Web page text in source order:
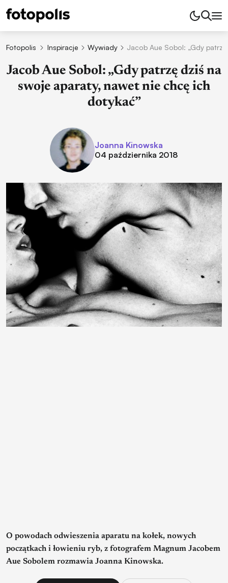
Fotopolis Inspiracje Wywiady Jacob Aue Sobol: „Gdy
Jacob Aue Sobol: „Gdy patrzę dziś na
swoje aparaty, nawet nie chcę ich
dotykać”
Joanna Kinowska
04 października 2018
O powodach odwieszenia aparatu na kołek, nowych
początkach i łowieniu ryb, z fotografem Magnum Jacobem
Aue Sobolem rozmawia Joanna Kinowska.